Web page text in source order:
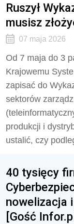
Ruszył
musisz
07 maja 2026
Od 7 maja do 3
Krajowemu
zapisać do
sektorów
produkcji i
ustalić, czy
40 tysięcy
nowelizacja
[Gość